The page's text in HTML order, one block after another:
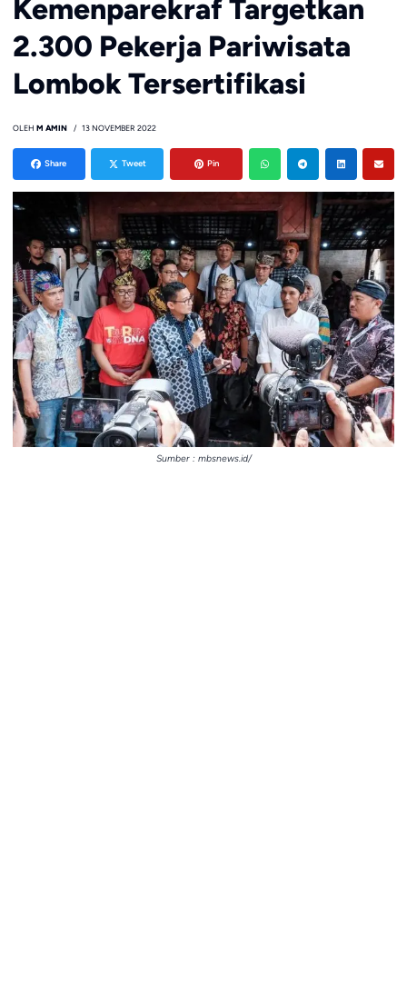
Kemenparekraf Targetkan
2.300 Pekerja Pariwisata
Lombok Tersertifikasi
OLEH M AMIN 13 NOVEMBER 2022
Share Tweet Pin
Sumber : mbsnews.id/